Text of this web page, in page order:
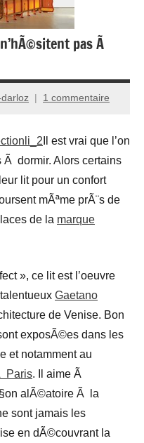
pas Ã
1 commentaire
Il est vrai que l’on
Ã dormir. Alors certains
lit pour un confort
mÃªme prÃ¨s de
de la marque
», ce lit est l’oeuvre
Gaetano
de Venise. Bon
exposÃ©es dans les
et notamment au
Paris. Il aime Ã
alÃ©atoire Ã la
sont jamais les
en dÃ©couvrant la